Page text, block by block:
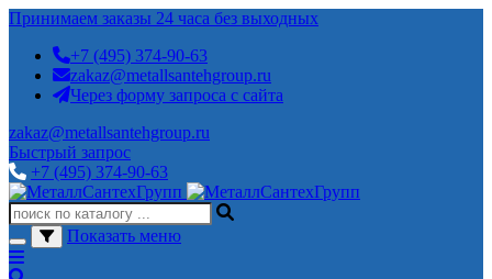
Принимаем заказы 24 часа без выходных
+7 (495) 374-90-63
zakaz@metallsantehgroup.ru
Через форму запроса с сайта
zakaz@metallsantehgroup.ru
Быстрый запрос
+7 (495) 374-90-63
Показать меню